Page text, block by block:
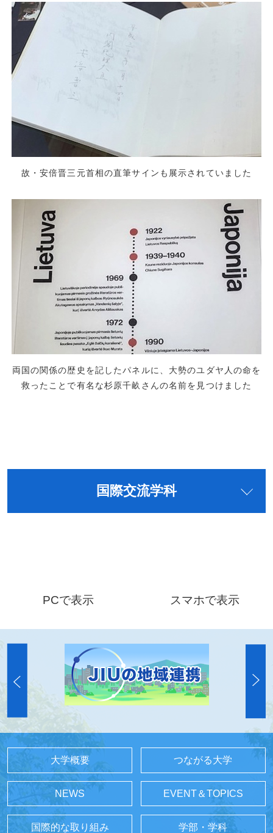
故・安倍晋三元首相の直筆サインも展示されていました
両国の関係の歴史を記したパネルに、大勢のユダヤ人の命を
救ったことで有名な杉原千畝さんの名前を見つけました
国際交流学科
PCで表示 スマホで表示
大学概要 つながる大学
NEWS EVENT＆TOPICS
国際的な取り組み 学部・学科